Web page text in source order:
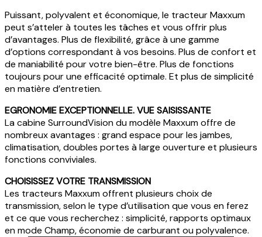
Puissant, polyvalent et économique, le tracteur Maxxum
peut s’atteler à toutes les tâches et vous offrir plus
d’avantages. Plus de flexibilité, grâce à une gamme
d’options correspondant à vos besoins. Plus de confort et
de maniabilité pour votre bien-être. Plus de fonctions
toujours pour une efficacité optimale. Et plus de simplicité
en matière d’entretien.
EGRONOMIE EXCEPTIONNELLE. VUE SAISISSANTE
La cabine SurroundVision du modèle Maxxum offre de
nombreux avantages : grand espace pour les jambes,
climatisation, doubles portes à large ouverture et plusieurs
fonctions conviviales.
CHOISISSEZ VOTRE TRANSMISSION
Les tracteurs Maxxum offrent plusieurs choix de
transmission, selon le type d’utilisation que vous en ferez
et ce que vous recherchez : simplicité, rapports optimaux
en mode Champ, économie de carburant ou polyvalence.